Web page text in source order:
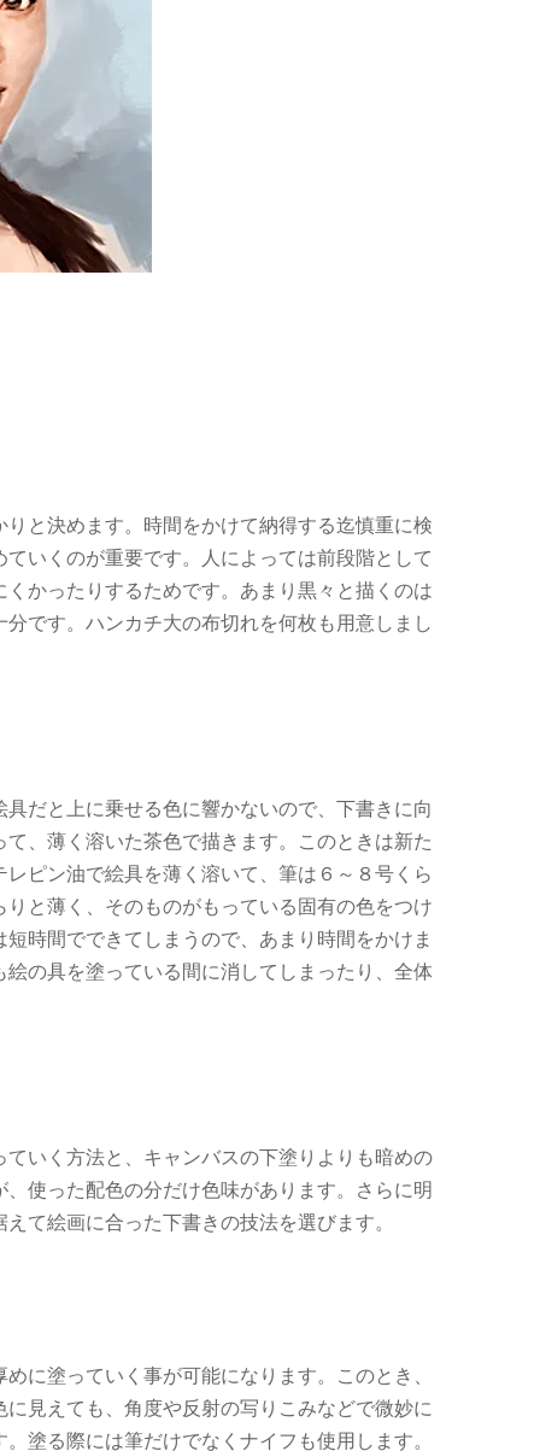
と決めます。時間をかけて納得する迄慎重に検
いくのが重要です。人によっては前段階として
かったりするためです。あまり黒々と描くのは
です。ハンカチ大の布切れを何枚も用意しまし
だと上に乗せる色に響かないので、下書きに向
、薄く溶いた茶色で描きます。このときは新た
ピン油で絵具を薄く溶いて、筆は６～８号くら
と薄く、そのものがもっている固有の色をつけ
時間でできてしまうので、あまり時間をかけま
の具を塗っている間に消してしまったり、全体
いく方法と、キャンバスの下塗りよりも暗めの
使った配色の分だけ色味があります。さらに明
て絵画に合った下書きの技法を選びます。
に塗っていく事が可能になります。このとき、
見えても、角度や反射の写りこみなどで微妙に
塗る際には筆だけでなくナイフも使用します。